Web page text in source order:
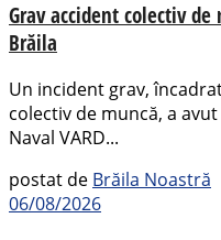
Grav accident colectiv
Brăila
Un incident grav,
colectiv de muncă, a
Naval VARD...
postat de Brăila Noastră
06/08/2026